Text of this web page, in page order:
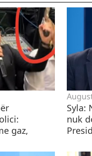
gaz,
Syla:
nuk